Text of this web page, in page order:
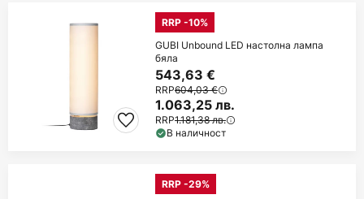
RRP -10%
GUBI Unbound LED настолна лампа
бяла
543,63 €
RRP604,03 €
1.063,25 лв.
RRP1.181,38 лв.
В наличност
RRP -29%